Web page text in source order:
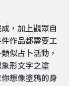
，加上觀眾自
作品都需要工
似占卜活動，
形文字之塗
想像塗鴉的身